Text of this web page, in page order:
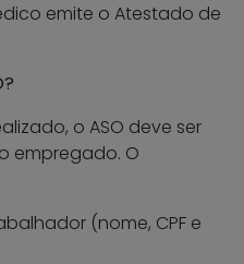
emite o Atestado de
o ASO deve ser
empregado. O
(nome, CPF e